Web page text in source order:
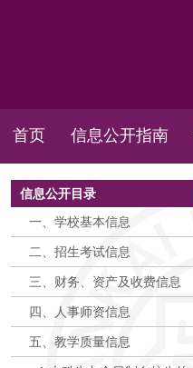
首页 信息公开指南
信息公开目录
一、学校基本信息
二、招生考试信息
三、财务、资产及收费信息
四、人事师资信息
五、教学质量信息